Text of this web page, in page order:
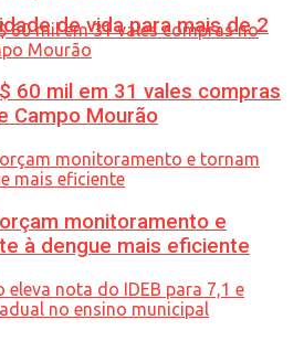
de vida para mais de 2
60 mil em 31 vales compras
Campo Mourão
monitoramento e
à dengue mais eficiente